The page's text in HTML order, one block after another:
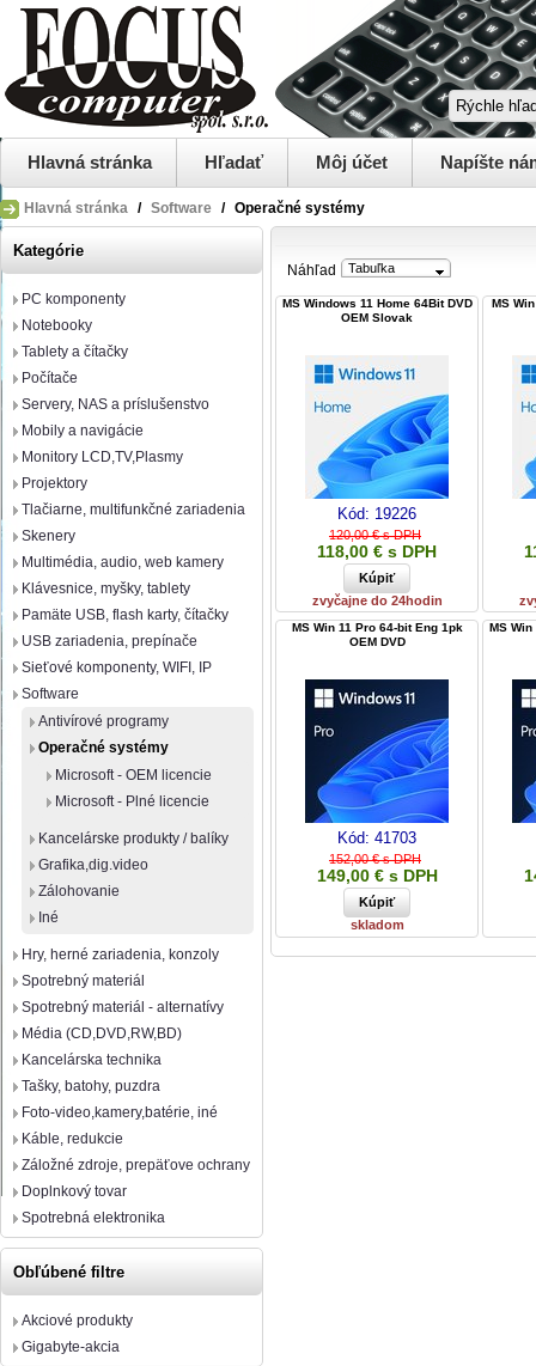
Hlavná stránka Hľadať Môj účet Napíšte
Hlavná stránka / Software / Operačné systémy
Kategórie
PC komponenty
Notebooky
Tablety a čítačky
Počítače
Servery, NAS a príslušenstvo
Mobily a navigácie
Monitory LCD,TV,Plasmy
Projektory
Tlačiarne, multifunkčné zariadenia
Skenery
Multimédia, audio, web kamery
Klávesnice, myšky, tablety
Pamäte USB, flash karty, čítačky
USB zariadenia, prepínače
Sieťové komponenty, WIFI, IP
Software
Antivírové programy
Operačné systémy
Microsoft - OEM licencie
Microsoft - Plné licencie
Kancelárske produkty / balíky
Grafika,dig.video
Zálohovanie
Iné
Hry, herné zariadenia, konzoly
Spotrebný materiál
Spotrebný materiál - alternatívy
Média (CD,DVD,RW,BD)
Kancelárska technika
Tašky, batohy, puzdra
Foto-video,kamery,batérie, iné
Káble, redukcie
Záložné zdroje, prepäťove ochrany
Doplnkový tovar
Spotrebná elektronika
Obľúbené filtre
Akciové produkty
Gigabyte-akcia
Náhľad Tabuľka
MS Windows 11 Home 64Bit DVD
OEM Slovak
Kód: 19226
120,00 € s DPH
118,00 € s DPH
zvyčajne do 24hodin
MS
MS Win 11 Pro 64-bit Eng 1pk
OEM DVD
Kód: 41703
152,00 € s DPH
149,00 € s DPH
skladom
MS